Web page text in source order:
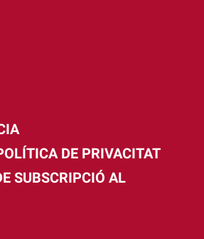
DE PRIVACITAT
SUBSCRIPCIÓ AL